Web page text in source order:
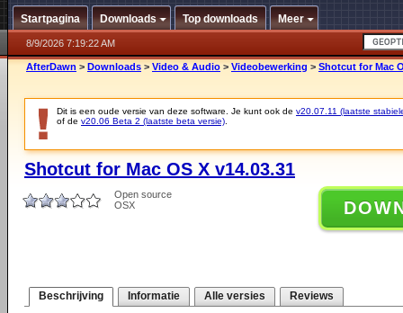
Startpagina Downloads Top downloads Meer
8/9/2026 7:19:22 AM
AfterDawn > Downloads > Video & Audio > Videobewerking > Shotcut for Mac
Dit is een oude versie van deze software. Je kunt ook de v20.07.11 (laatste
of de v20.06 Beta 2 (laatste beta versie)
Shotcut for Mac OS X v14.03.31
Open source
OSX
Beschrijving Informatie Alle versies Reviews